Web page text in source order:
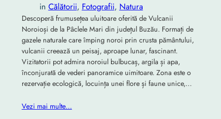
in Călătorii, Fotografii, Natura
Descoperă frumusețea uluitoare oferită de Vulcanii
Noroioși de la Pâclele Mari din județul Buzău. Formați de
gazele naturale care împing noroi prin crusta pământului,
vulcanii creează un peisaj, aproape lunar, fascinant.
Vizitatorii pot admira noroiul bulbucaș, argila și apa,
înconjurată de vederi panoramice uimitoare. Zona este o
rezervație ecologică, locuința unei flore și faune unice,…
Vezi mai multe…